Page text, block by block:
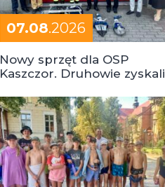
07.08.2026
Nowy sprzęt dla OSP
Kaszczor. Druhowie zyskali